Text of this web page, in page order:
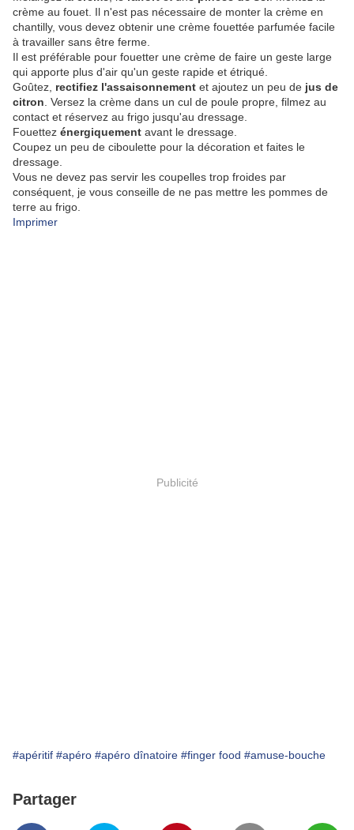
crème au fouet. Il n'est pas nécessaire de monter la crème en
chantilly, vous devez obtenir une crème fouettée parfumée facile
à travailler sans être ferme.
Il est préférable pour fouetter une crème de faire un geste large
qui apporte plus d'air qu'un geste rapide et étriqué.
Goûtez, rectifiez l'assaisonnement et ajoutez un peu de jus de
citron . Versez la crème dans un cul de poule propre, filmez au
contact et réservez au frigo jusqu'au dressage.
Fouettez énergiquement avant le dressage.
Coupez un peu de ciboulette pour la décoration et faites le
dressage.
Vous ne devez pas servir les coupelles trop froides par
conséquent, je vous conseille de ne pas mettre les pommes de
terre au frigo.
Imprimer
Publicité
#apéritif #apéro #apéro dînatoire #finger food #amuse-bouche
Partager